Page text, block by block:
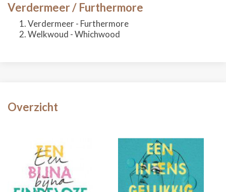
Verdermeer / Furthermore
Verdermeer - Furthermore
Welkwoud - Whichwood
Overzicht